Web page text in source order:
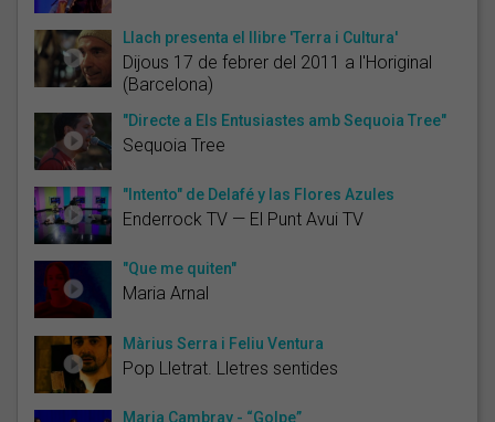
Llach presenta el llibre 'Terra i Cultura'
Dijous 17 de febrer del 2011 a l'Horiginal
(Barcelona)
"Directe a Els Entusiastes amb Sequoia Tree"
Sequoia Tree
"Intento" de Delafé y las Flores Azules
Enderrock TV — El Punt Avui TV
"Que me quiten"
Maria Arnal
Màrius Serra i Feliu Ventura
Pop Lletrat. Lletres sentides
Maria Cambray - “Golpe”